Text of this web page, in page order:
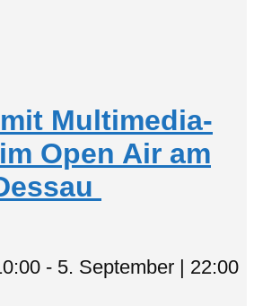
Multimedia-
Open Air am
- 5. September | 22:00